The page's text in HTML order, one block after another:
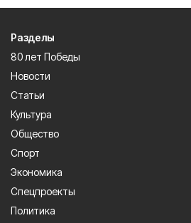
Разделы
80 лет Победы
Новости
Статьи
Культура
Общество
Спорт
Экономика
Спецпроекты
Политика